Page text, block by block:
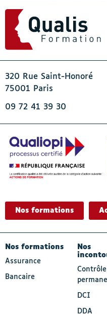
320 Rue Saint-Honoré
75001 Paris
09 72 41 39 30
Nos formations
- Actif
Nos formations
Assurance
Bancaire
Nos
Contrôle
DCI
DDA